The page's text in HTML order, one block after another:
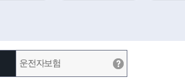
운전자보험